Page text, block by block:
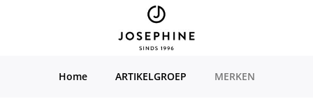
Home ARTIKELGROEP MERKEN